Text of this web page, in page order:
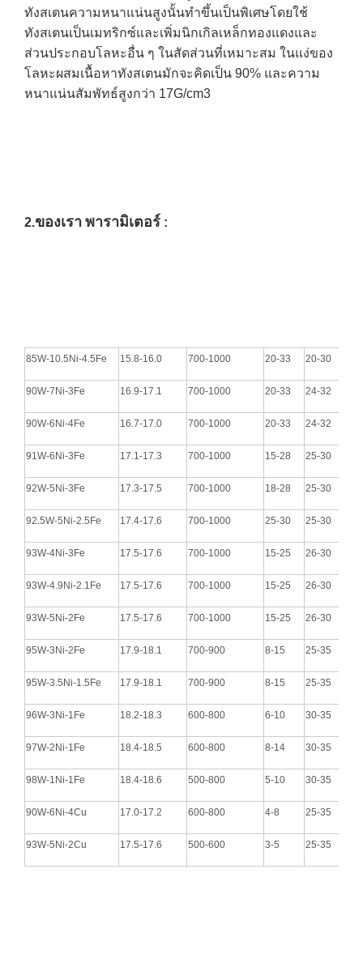
ทังสเตนความหนาแน่นสูงนั้นทำขึ้นเป็นพิเศษโดยใช้
ทังสเตนเป็นเมทริกซ์และเพิ่มนิกเกิลเหล็กทองแดงและ
ส่วนประกอบโลหะอื่น ๆ ในสัดส่วนที่เหมาะสม ในแง่ของ
โลหะผสมเนื้อหาทังสเตนมักจะคิดเป็น 90% และความ
หนาแน่นสัมพัทธ์สูงกว่า 17G/cm3
2.ของเรา พารามิเตอร์ :
85W-10.5Ni-4.5Fe 15.8-16.0 700-1000 20-33 20-30
90W-7Ni-3Fe 16.9-17.1 700-1000 20-33 24-32
90W-6Ni-4Fe 16.7-17.0 700-1000 20-33 24-32
91W-6Ni-3Fe 17.1-17.3 700-1000 15-28 25-30
92W-5Ni-3Fe 17.3-17.5 700-1000 18-28 25-30
92.5W-5Ni-2.5Fe 17.4-17.6 700-1000 25-30 25-30
93W-4Ni-3Fe 17.5-17.6 700-1000 15-25 26-30
93W-4.9Ni-2.1Fe 17.5-17.6 700-1000 15-25 26-30
93W-5Ni-2Fe 17.5-17.6 700-1000 15-25 26-30
95W-3Ni-2Fe 17.9-18.1 700-900 8-15 25-35
95W-3.5Ni-1.5Fe 17.9-18.1 700-900 8-15 25-35
96W-3Ni-1Fe 18.2-18.3 600-800 6-10 30-35
97W-2Ni-1Fe 18.4-18.5 600-800 8-14 30-35
98W-1Ni-1Fe 18.4-18.6 500-800 5-10 30-35
90W-6Ni-4Cu 17.0-17.2 600-800 4-8 25-35
93W-5Ni-2Cu 17.5-17.6 500-600 3-5 25-35